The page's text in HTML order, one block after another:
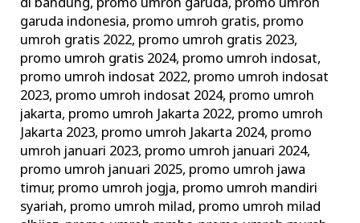
di bandung, promo umroh garuda, promo umroh
garuda indonesia, promo umroh gratis, promo
umroh gratis 2022, promo umroh gratis 2023,
promo umroh gratis 2024, promo umroh indosat,
promo umroh indosat 2022, promo umroh indosat
2023, promo umroh indosat 2024, promo umroh
jakarta, promo umroh Jakarta 2022, promo umroh
Jakarta 2023, promo umroh Jakarta 2024, promo
umroh januari 2023, promo umroh januari 2024,
promo umroh januari 2025, promo umroh jawa
timur, promo umroh jogja, promo umroh mandiri
syariah, promo umroh milad, promo umroh milad